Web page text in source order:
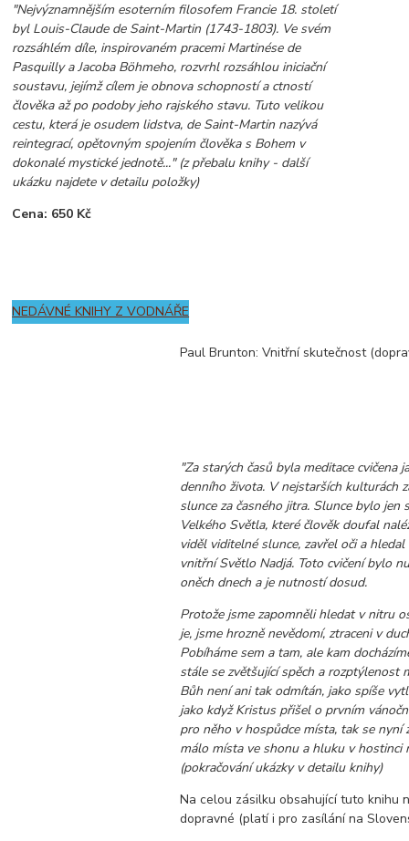
"Nejvýznamnějším esoterním filosofem Francie 18. století
byl Louis-Claude de Saint-Martin (1743-1803). Ve svém
rozsáhlém díle, inspirovaném pracemi Martinése de
Pasquilly a Jacoba Böhmeho, rozvrhl rozsáhlou iniciační
soustavu, jejímž cílem je obnova schopností a ctností
člověka až po podoby jeho rajského stavu. Tuto velikou
cestu, která je osudem lidstva, de Saint-Martin nazývá
reintegrací, opětovným spojením člověka s Bohem v
dokonalé mystické jednotě..." (z přebalu knihy - další
ukázku najdete v detailu položky)
Cena: 650 Kč
NEDÁVNÉ KNIHY Z VODNÁŘE
Paul Brunton: Vnitřní skutečnost
"Za starých časů byla meditace cvičena
denního života. V nejstarších kulturách
slunce za časného jitra. Slunce bylo jen
Velkého Světla, které člověk doufal
viděl viditelné slunce, zavřel oči a
vnitřní Světlo Nadjá. Toto cvičení bylo
oněch dnech a je nutností dosud.
Protože jsme zapomněli hledat v nitru
je, jsme hrozně nevědomí, ztraceni v
Pobíháme sem a tam, ale kam
stále se zvětšující spěch a rozptýlenost
Bůh není ani tak odmítán, jako spíše
jako když Kristus přišel o prvním
pro něho v hospůdce místa, tak se nyní
málo místa ve shonu a hluku v hostinci
(pokračování ukázky v detailu knihy)
Na celou zásilku obsahující tuto knihu
dopravné (platí i pro zasílání na